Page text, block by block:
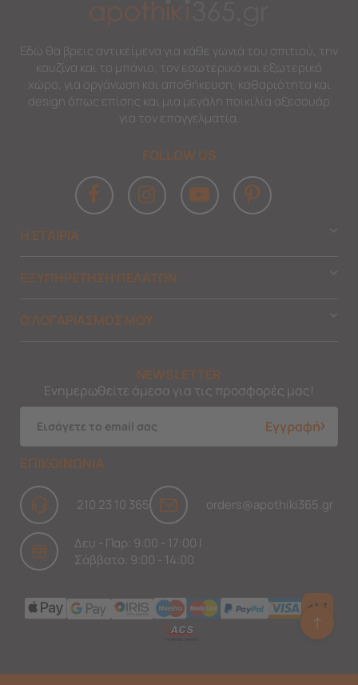
Εδώ θα βρεις αντικείμενα για κάθε γωνιά του σπιτιού, την
κουζίνα και το μπάνιο, τον εσωτερικό και εξωτερικό
χώρο, για οργάνωση και αποθήκευση, καθαριότητα και
design όπως επίσης και μια μεγάλη ποικιλία αξεσουάρ
για τον επαγγελματία.
FOLLOW US
Η ΕΤΑΙΡΙΑ
ΕΞΥΠΗΡΕΤΗΣΗ ΠΕΛΑΤΩΝ
Ο ΛΟΓΑΡΙΑΣΜΟΣ ΜΟΥ
NEWSLETTER
Ενημερωθείτε άμεσα για τις προσφορές μας!
Εγγραφή
ΕΠΙΚΟΙΝΩΝΙΑ
210 23 10 365 orders@apothiki365.gr
Δευ - Παρ: 9:00 - 17:00 |
Σάββατο: 9:00 - 14:00
↑